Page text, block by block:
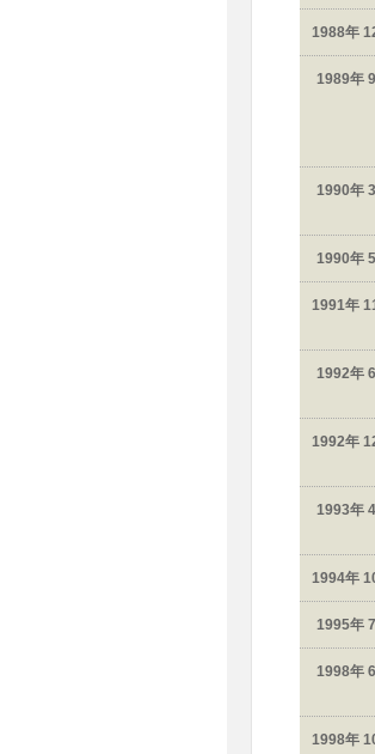
1988年
1989年
1990年
1990年
1991年
1992年
1992年
1993年
1994年
1995年
1998年
1998年